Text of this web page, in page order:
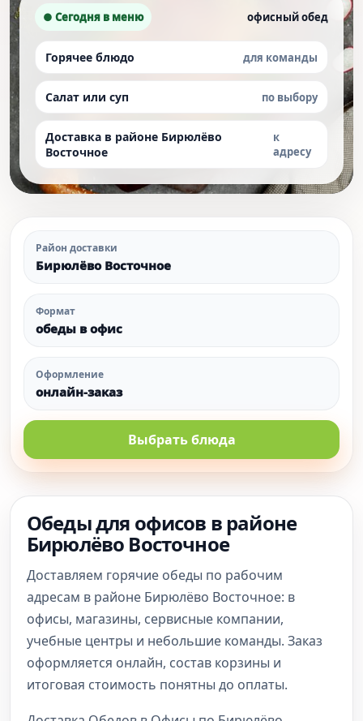
● Сегодня в меню офисный обед
Горячее блюдо для команды
Салат или суп по выбору
Доставка в районе Бирюлёво
Восточное
к
адресу
Район доставки
Бирюлёво Восточное
Формат
обеды в офис
Оформление
онлайн-заказ
Выбрать блюда
Обеды для офисов в районе
Бирюлёво Восточное
Доставляем горячие обеды по рабочим
адресам в районе Бирюлёво Восточное: в
офисы, магазины, сервисные компании,
учебные центры и небольшие команды. Заказ
оформляется онлайн, состав корзины и
итоговая стоимость понятны до оплаты.